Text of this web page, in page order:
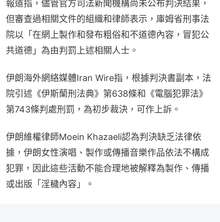
報道指，儘管官方司法新聞機構尚未公布判決結果，
但審查過相關文件的組織和律師表示，庫姆省刑事法
院以「在網上製作和發布粗俗和不道德內容，冒犯公
共道德」為由判罰上述相關人士。
伊朗海外網絡媒體Iran Wire指，根據判決書副本，法
院引述《伊斯蘭刑法典》第638條和《電腦犯罪法》
第743條判處刑罰，為初步裁決，可作上訴。
伊朗維權律師Moein Khazaeli認為判決缺乏法律依
據，伊朗女性演唱、製作或傳播音樂作品依法不構成
犯罪，因此這些活動不能合理地被解釋為製作、傳播
或出版「淫穢內容」。